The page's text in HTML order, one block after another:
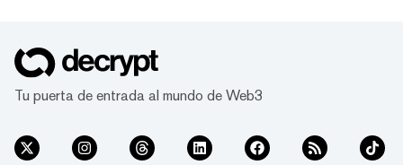
Tu puerta de entrada al mundo de Web3